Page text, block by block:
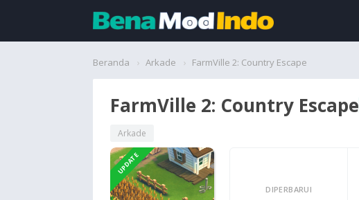
Beranda Arkade FarmVille 2: Country Escape
FarmVille 2: Country Escape
Arkade
UPDATE
DIPERBARUI